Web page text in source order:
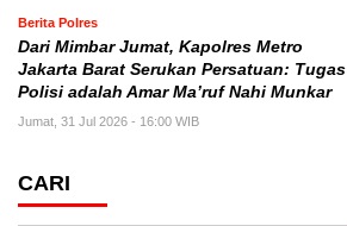
Berita Polres
Dari Mimbar Jumat, Kapolres Metro
Jakarta Barat Serukan Persatuan: Tugas
Polisi adalah Amar Ma’ruf Nahi Munkar
Jumat, 31 Jul 2026 - 16:00 WIB
CARI